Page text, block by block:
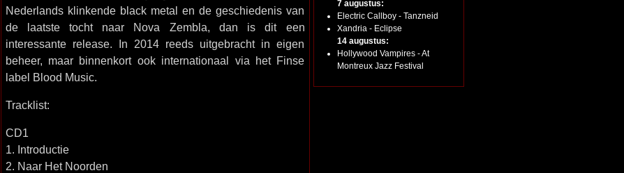
Nederlands klinkende black metal en de geschiedenis van
de laatste tocht naar Nova Zembla, dan is dit een
interessante release. In 2014 reeds uitgebracht in eigen
beheer, maar binnenkort ook internationaal via het Finse
label Blood Music.
Tracklist:
CD1
1. Introductie
2. Naar Het Noorden
7 augustus:
Electric Callboy - Tanzneid
Xandria - Eclipse
14 augustus:
Hollywood Vampires - At
Montreux Jazz Festival